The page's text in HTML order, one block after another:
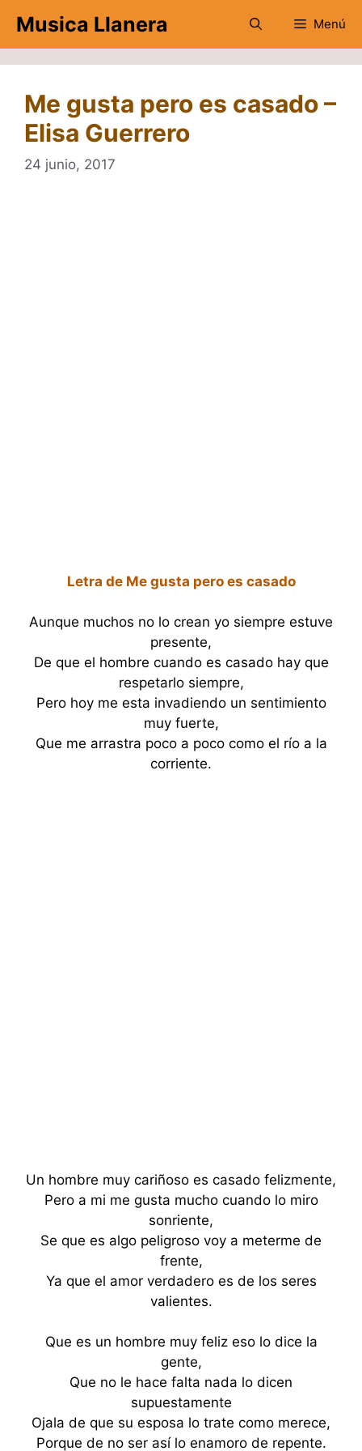
contenido
Musica Llanera Menú
Me gusta pero es casado –
Elisa Guerrero
24 junio, 2017
Letra de Me gusta pero es casado
Aunque muchos no lo crean yo siempre estuve
presente,
De que el hombre cuando es casado hay que
respetarlo siempre,
Pero hoy me esta invadiendo un sentimiento
muy fuerte,
Que me arrastra poco a poco como el río a la
corriente.
Un hombre muy cariñoso es casado felizmente,
Pero a mi me gusta mucho cuando lo miro
sonriente,
Se que es algo peligroso voy a meterme de
frente,
Ya que el amor verdadero es de los seres
valientes.
Que es un hombre muy feliz eso lo dice la
gente,
Que no le hace falta nada lo dicen
supuestamente
Ojala de que su esposa lo trate como merece,
Porque de no ser así lo enamoro de repente.